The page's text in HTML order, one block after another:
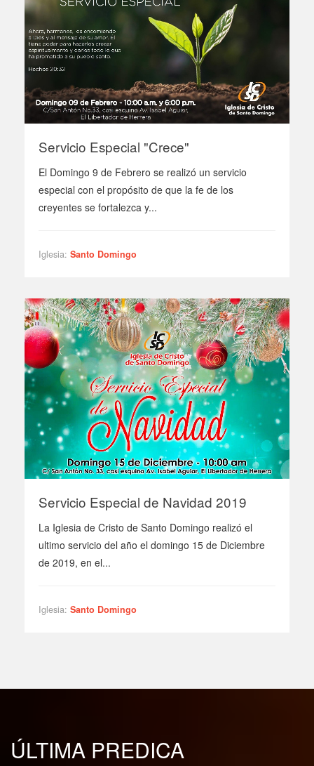
Servicio Especial "Crece"
El Domingo 9 de Febrero se realizó un servicio
especial con el propósito de que la fe de los
creyentes se fortalezca y...
Iglesia: Santo Domingo
Servicio Especial de Navidad 2019
La Iglesia de Cristo de Santo Domingo realizó el
ultimo servicio del año el domingo 15 de Diciembre
de 2019, en el...
Iglesia: Santo Domingo
ÚLTIMA PREDICA